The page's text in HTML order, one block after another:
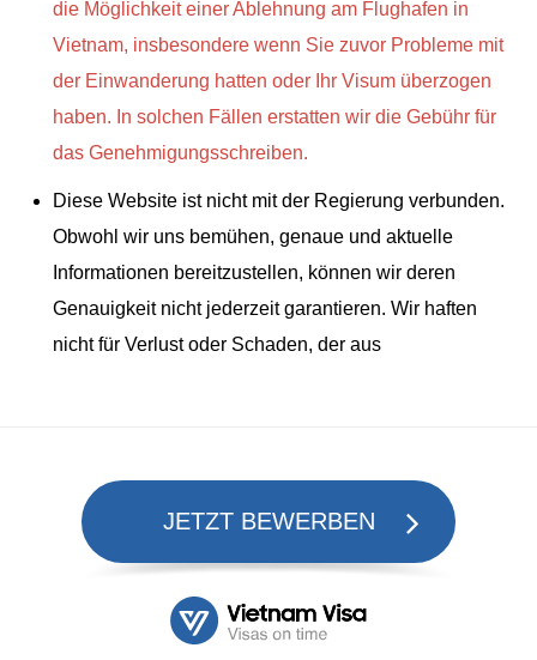
die Möglichkeit einer Ablehnung am Flughafen in
Vietnam, insbesondere wenn Sie zuvor Probleme mit
der Einwanderung hatten oder Ihr Visum überzogen
haben. In solchen Fällen erstatten wir die Gebühr für
das Genehmigungsschreiben.
Diese Website ist nicht mit der Regierung verbunden.
Obwohl wir uns bemühen, genaue und aktuelle
Informationen bereitzustellen, können wir deren
Genauigkeit nicht jederzeit garantieren. Wir haften
nicht für Verlust oder Schaden, der aus
JETZT BEWERBEN